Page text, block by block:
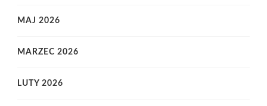
MAJ 2026
MARZEC 2026
LUTY 2026